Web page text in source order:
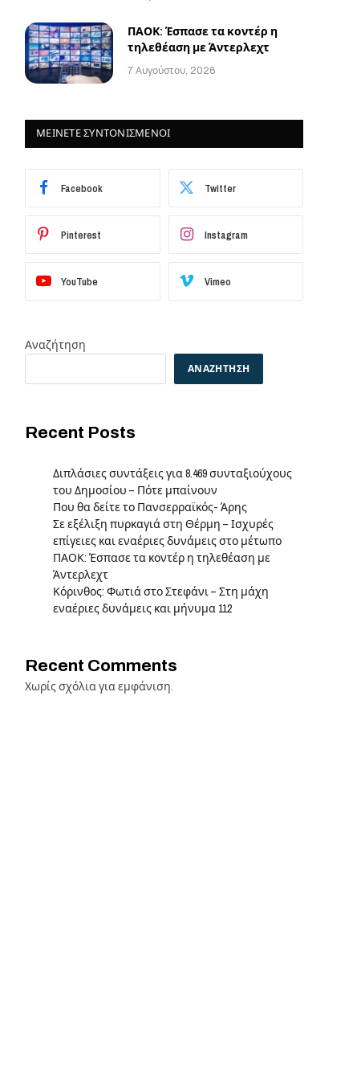
ΠΑΟΚ: Έσπασε τα κοντέρ η
τηλεθέαση με Άντερλεχτ
7 Αυγούστου, 2026
ΜΕΙΝΕΤΕ ΣΥΝΤΟΝΙΣΜΕΝΟΙ
Facebook Twitter
Pinterest Instagram
YouTube Vimeo
Αναζήτηση
ΑΝΑΖΉΤΗΣΗ
Recent Posts
Διπλάσιες συντάξεις για 8.469 συνταξιούχους
του Δημοσίου – Πότε μπαίνουν
Που θα δείτε το Πανσερραϊκός- Άρης
Σε εξέλιξη πυρκαγιά στη Θέρμη – Ισχυρές
επίγειες και εναέριες δυνάμεις στο μέτωπο
ΠΑΟΚ: Έσπασε τα κοντέρ η τηλεθέαση με
Άντερλεχτ
Κόρινθος: Φωτιά στο Στεφάνι – Στη μάχη
εναέριες δυνάμεις και μήνυμα 112
Recent Comments
Χωρίς σχόλια για εμφάνιση.